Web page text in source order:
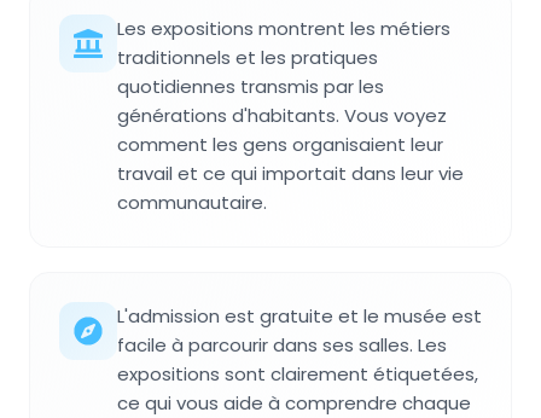
Les expositions montrent les métiers
traditionnels et les pratiques
quotidiennes transmis par les
générations d'habitants. Vous voyez
comment les gens organisaient leur
travail et ce qui importait dans leur vie
communautaire.
L'admission est gratuite et le musée est
facile à parcourir dans ses salles. Les
expositions sont clairement étiquetées,
ce qui vous aide à comprendre chaque